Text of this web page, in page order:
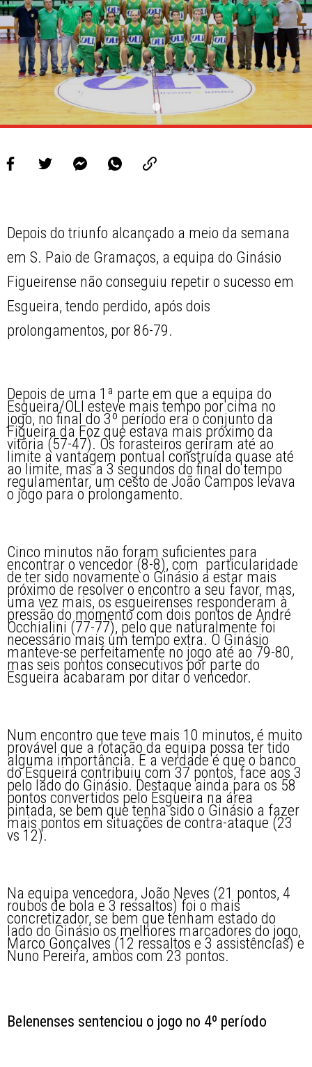
Depois do triunfo alcançado a meio da semana
em S. Paio de Gramaços, a equipa do Ginásio
Figueirense não conseguiu repetir o sucesso em
Esgueira, tendo perdido, após dois
prolongamentos, por 86-79.
Depois de uma 1ª parte em que a equipa do
Esgueira/OLI esteve mais tempo por cima no
jogo, no final do 3º período era o conjunto da
Figueira da Foz que estava mais próximo da
vitória (57-47). Os forasteiros geriram até ao
limite a vantagem pontual construída quase até
ao limite, mas a 3 segundos do final do tempo
regulamentar, um cesto de João Campos levava
o jogo para o prolongamento.
Cinco minutos não foram suficientes para
encontrar o vencedor (8-8), com particularidade
de ter sido novamente o Ginásio a estar mais
próximo de resolver o encontro a seu favor, mas,
uma vez mais, os esgueirenses responderam à
pressão do momento com dois pontos de André
Occhialini (77-77), pelo que naturalmente foi
necessário mais um tempo extra. O Ginásio
manteve-se perfeitamente no jogo até ao 79-80,
mas seis pontos consecutivos por parte do
Esgueira acabaram por ditar o vencedor.
Num encontro que teve mais 10 minutos, é muito
provável que a rotação da equipa possa ter tido
alguma importância. E a verdade é que o banco
do Esgueira contribuiu com 37 pontos, face aos 3
pelo lado do Ginásio. Destaque ainda para os 58
pontos convertidos pelo Esgueira na área
pintada, se bem que tenha sido o Ginásio a fazer
mais pontos em situações de contra-ataque (23
vs 12).
Na equipa vencedora, João Neves (21 pontos, 4
roubos de bola e 3 ressaltos) foi o mais
concretizador, se bem que tenham estado do
lado do Ginásio os melhores marcadores do jogo,
Marco Gonçalves (12 ressaltos e 3 assistências) e
Nuno Pereira, ambos com 23 pontos.
Belenenses sentenciou o jogo no 4º período